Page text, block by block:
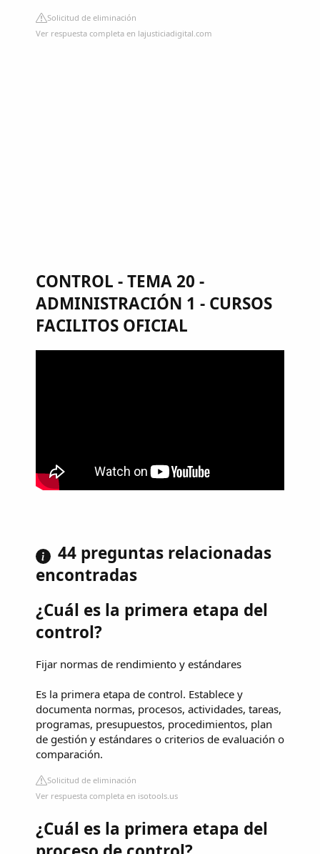
Solicitud de eliminación
Ver respuesta completa en lajusticiadigital.com
CONTROL - TEMA 20 -
ADMINISTRACIÓN 1 - CURSOS
FACILITOS OFICIAL
44 preguntas relacionadas
encontradas
¿Cuál es la primera etapa del
control?
Fijar normas de rendimiento y estándares
Es la primera etapa de control. Establece y
documenta normas, procesos, actividades, tareas,
programas, presupuestos, procedimientos, plan
de gestión y estándares o criterios de evaluación o
comparación.
Solicitud de eliminación
Ver respuesta completa en isotools.us
¿Cuál es la primera etapa del